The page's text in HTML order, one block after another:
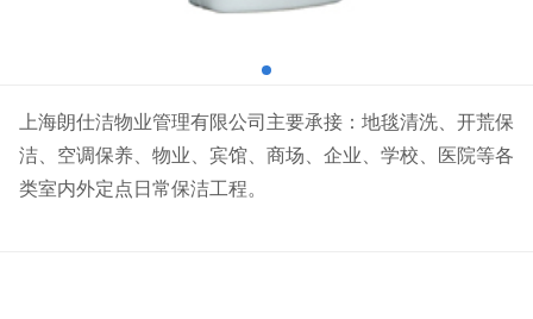
上海朗仕洁物业管理有限公司主要承接：地毯清洗、开荒保
洁、空调保养、物业、宾馆、商场、企业、学校、医院等各
类室内外定点日常保洁工程。